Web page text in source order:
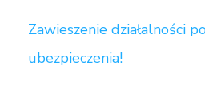
Zawieszenie działalności
ubezpieczenia!